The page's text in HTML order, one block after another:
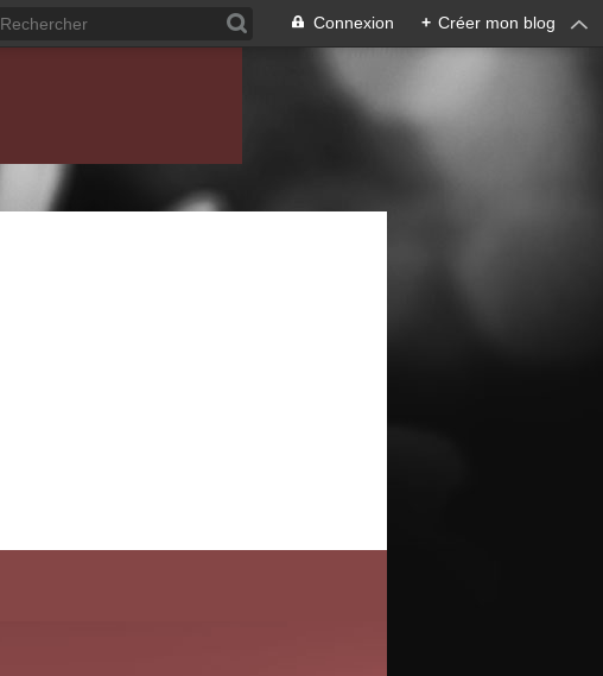
Connexion + Créer mon blog